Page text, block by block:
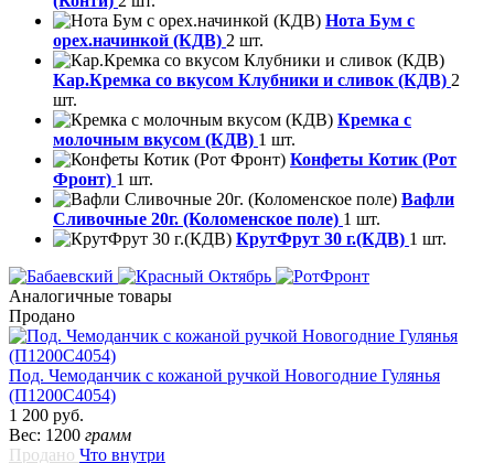
Нота Бум с
орех.начинкой (КДВ) 2 шт.
Кар.Кремка со вкусом Клубники и сливок (КДВ) 2
шт.
Кремка с
молочным вкусом (КДВ) 1 шт.
Конфеты Котик (Рот
Фронт) 1 шт.
Вафли
Сливочные 20г. (Коломенское поле) 1 шт.
КрутФрут 30 г.(КДВ) 1 шт.
Аналогичные товары
Продано
Под. Чемоданчик c кожаной ручкой Новогодние Гулянья
(П1200С4054)
1 200 руб.
Вес: 1200 грамм
Продано Что внутри